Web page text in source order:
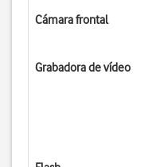
Cámara frontal
Grabadora de vídeo